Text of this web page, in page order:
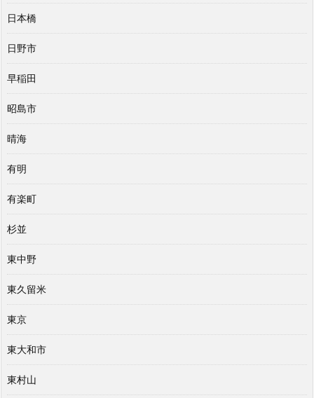
日本橋
日野市
早稲田
昭島市
晴海
有明
有楽町
杉並
東中野
東久留米
東京
東大和市
東村山